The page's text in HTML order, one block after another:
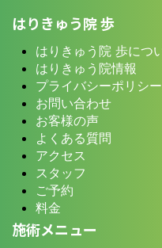
はりきゅう院 歩
はりきゅう院 歩につ
はりきゅう院情報
プライバシーポリシー
お問い合わせ
お客様の声
よくある質問
アクセス
スタッフ
ご予約
料金
施術メニュー